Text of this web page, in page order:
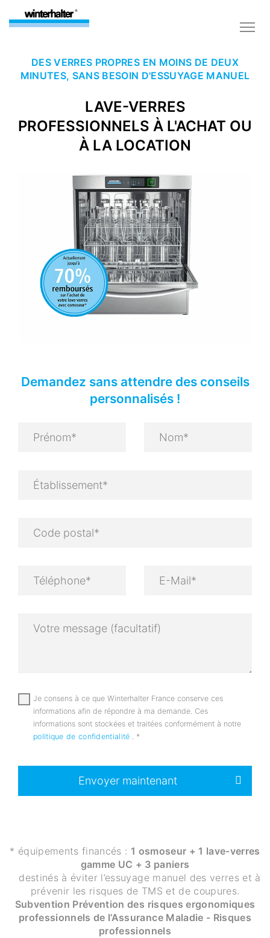
DES VERRES PROPRES EN MOINS DE DEUX
MINUTES, SANS BESOIN D'ESSUYAGE MANUEL
LAVE-VERRES
PROFESSIONNELS À L'ACHAT OU
À LA LOCATION
Demandez sans attendre des conseils
personnalisés !
Je consens à ce que Winterhalter France conserve ces
informations afin de répondre à ma demande. Ces
informations sont stockées et traitées conformément à notre
politique de confidentialité . *
Envoyer maintenant
* équipements financés ​: 1 osmoseur + 1 lave-verres
gamme UC + 3 paniers
destinés à éviter l’essuyage manuel des verres et à
prévenir les risques de TMS et de coupures.
Subvention Prévention des risques ergonomiques
professionnels de l’Assurance Maladie - Risques
professionnels